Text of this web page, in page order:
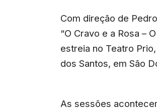
Com direção de
“O Cravo e a Rosa –
estreia no Teatro
dos Santos, em São
As sessões